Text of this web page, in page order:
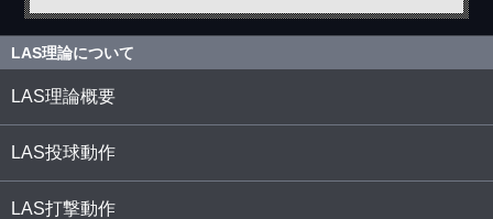
LAS理論について
LAS理論概要
LAS投球動作
LAS打撃動作